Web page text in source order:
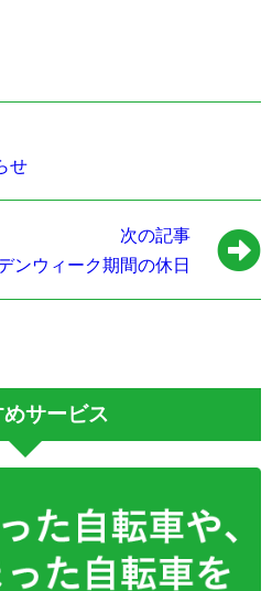
せ
次の記事
ンウィーク期間の休日
サービス